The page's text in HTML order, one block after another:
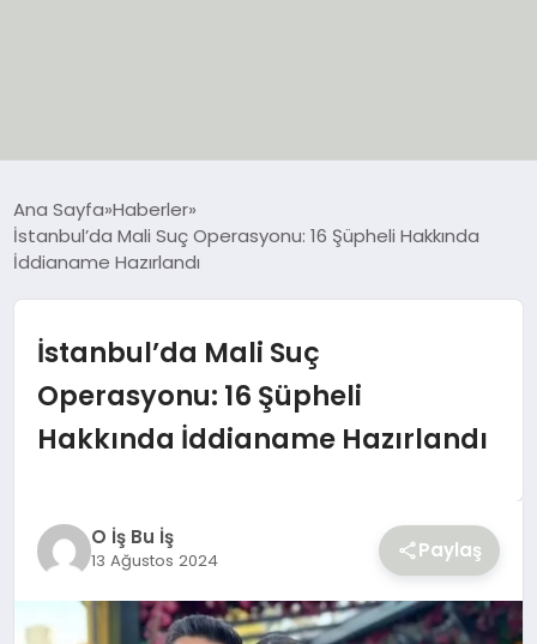
EKONOMİ
SPOR
Ana Sayfa Haberler
İstanbul’da Mali Suç Operasyonu: 16 Şüpheli Hakkında
İddianame Hazırlandı
İstanbul’da Mali Suç
Operasyonu: 16 Şüpheli
Hakkında İddianame Hazırlandı
O İş Bu İş
13 Ağustos 2024 Paylaş